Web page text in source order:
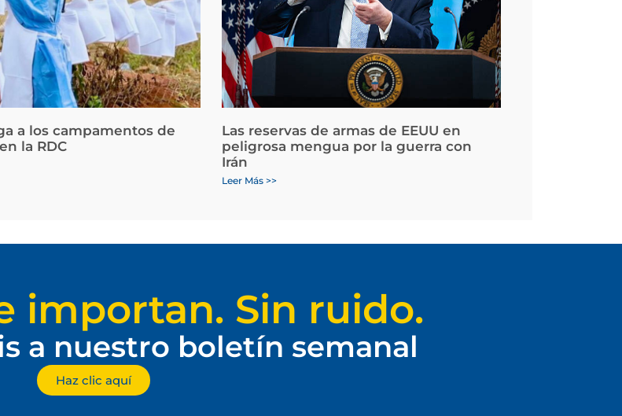
a los campamentos de
la RDC
Las reservas de armas de EEUU en
peligrosa mengua por la guerra con
Irán
Leer Más >>
importan. Sin ruido.
a nuestro boletín semanal
Haz clic aquí